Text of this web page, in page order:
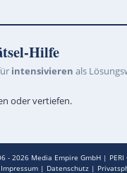
Hilfe
intensivieren als
oder vertiefen.
- 2026 Media Empire GmbH|
Impressum | Datenschutz |